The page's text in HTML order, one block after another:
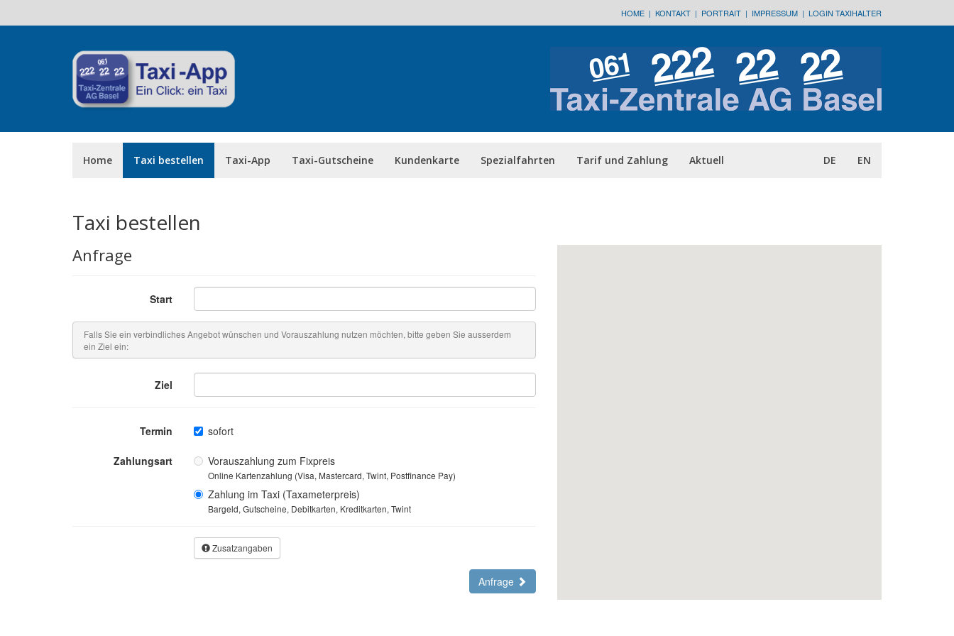
HOME | KONTAKT | PORTRAIT | IMPRESSUM | LOGIN TAXIHALTER
Home Taxi bestellen Taxi-App Taxi-Gutscheine Kundenkarte Spezialfahrten Tarif und Zahlung Aktuell DE EN
Taxi bestellen
Anfrage
Start
Falls Sie ein verbindliches Angebot wünschen und Vorauszahlung nutzen möchten, bitte geben Sie ausserdem
ein Ziel ein:
Ziel
Termin sofort
Zahlungsart Vorauszahlung zum Fixpreis
Online Kartenzahlung (Visa, Mastercard, Twint, Postfinance Pay)
Zahlung im Taxi (Taxameterpreis)
Bargeld, Gutscheine, Debitkarten, Kreditkarten, Twint
Zusatzangaben
Anfrage